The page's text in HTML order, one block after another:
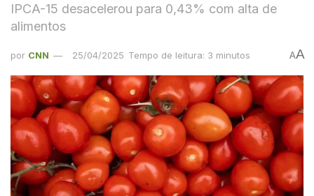
IPCA-15 desacelerou para 0,43% com alta de
alimentos
por CNN 25/04/2025 Tempo de leitura: 3 minutos AA